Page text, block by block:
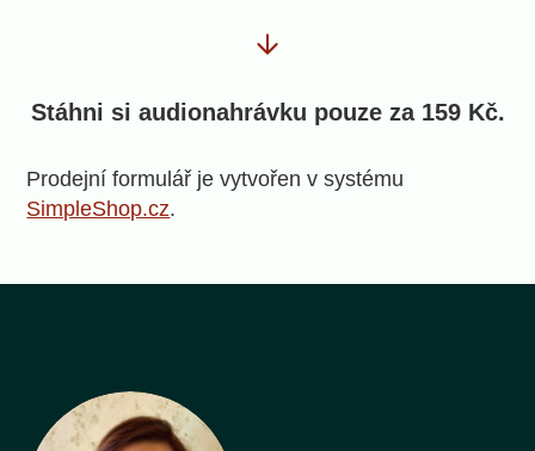
Stáhni si audionahrávku pouze za 159 Kč.
Prodejní formulář je vytvořen v systému
SimpleShop.cz.